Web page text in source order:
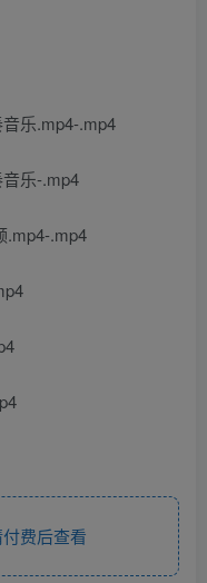
乐.mp4-.mp4
乐-.mp4
.mp4-.mp4
费后查看